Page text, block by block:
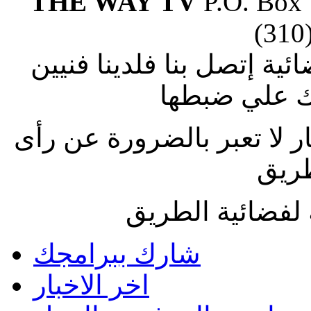
إتصل بنا فلدينا فنيين
علي ضبطها
لا تعبر بالضرورة عن رأى
الطريق
شارك ببرامجك
اخر الاخبار